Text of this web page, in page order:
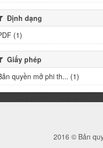
Định dạng
(1)
Giấy phép
quyền mở phi th... (1)
2016 © Bản